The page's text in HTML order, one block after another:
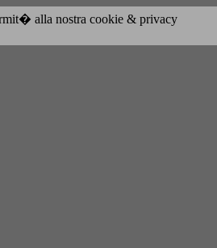
alla nostra cookie & privacy